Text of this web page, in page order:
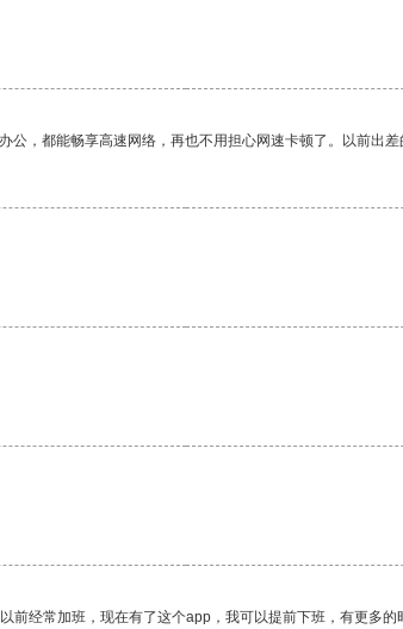
，都能畅享高速网络，再也不用担心网速卡顿了。以前出
经常加班，现在有了这个app，我可以提前下班，有更多的